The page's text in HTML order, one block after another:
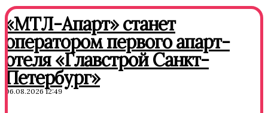
«МТЛ-Апарт» станет
оператором первого апарт-
отеля «Главстрой Санкт-
Петербург»
06.08.2026 12:49